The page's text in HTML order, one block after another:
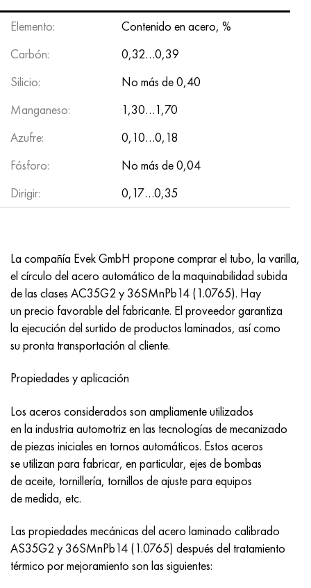
Elemento:
Contenido en acero, %
Carbón:
0,32…0,39
Silicio:
No más de 0,40
Manganeso:
1,30…1,70
Azufre:
0,10…0,18
Fósforo:
No más de 0,04
Dirigir:
0,17…0,35
La compañía Evek GmbH propone comprar el tubo, la varilla,
el círculo del acero automático de la maquinabilidad subida
de las clases AC35G2 y 36SMnPb14 (1.0765). Hay
un precio favorable del fabricante. El proveedor garantiza
la ejecución del surtido de productos laminados, así como
su pronta transportación al cliente.
Propiedades y aplicación
Los aceros considerados son ampliamente utilizados
en la industria automotriz en las tecnologías de mecanizado
de piezas iniciales en tornos automáticos. Estos aceros
se utilizan para fabricar, en particular, ejes de bombas
de aceite, tornillería, tornillos de ajuste para equipos
de medida, etc.
Las propiedades mecánicas del acero laminado calibrado
AS35G2 y 36SMnPb14 (1.0765) después del tratamiento
térmico por mejoramiento son las siguientes:
Nicrofer 5923 hMo
Nicrofer 6030
Nitronik 40
Nimonic 80a
Nimónico 90
Nimónico 263
Haynes 25
Haynes 188
Haynes 230
Hastelloy b2
Hastelloy b3
hastelloy c4
79NM, Lupa 7904
80NM
80NMV-VI
Tipos de aleaciones de precisión
termobimetales
tubo de precisión
HN75MBTYu
XN75TBYu
XN77TYu
N65M, EP982
H70MFV
A LAS 6
TS-6
14 titanio
1.4574 - Aleación PH 15-7 Mo®
1.4580 - AISI 316Cb
1.4597 - AISI 204Cu
Aleación 254smo® - 1.4547
Aleación 926 - 1.4529
AM-350 - ams 5548
AM-355 - ams 5547
Custom 450® - uns S45000
Ascoloy griego 418
Tubería resistente a la corrosión
18X12VMBFR
20X12VNMF
20Х3FMI
40Х9С2
45Х14Н14В2М
50X14MF
65X13
90X18MF
95X18
30hgsa, 30hgsa
30hgsn2a, 30hgsna
30xn2ma, 30CrNiMo8
35hgsa, 35hgsa
ac35g2, 36smnpb14, 1.0765
38x2n2ma, 34CrNiMo6, 40NiCrMo7
40hn2ma, 34CrNiMo4, 36hnm
38hs, 37hs
38XA, 37Cr4, AISI 5135
38HN3MFA, 35nicrmov12-5
40G, 40Mn4, AISI 1035
38XM, 42CrMo4, AISI 1.7225